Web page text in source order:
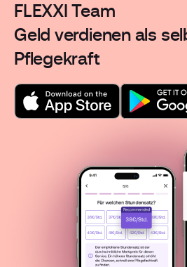
FLEXXI Team
Geld verdienen als
Pflegekraft